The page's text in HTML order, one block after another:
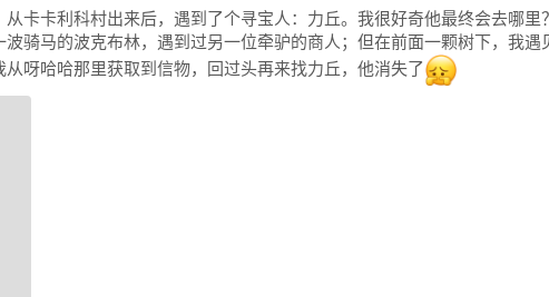
卡卡利科村出来后，遇到了个寻宝人：力丘。我很好奇他最终会去哪里
波骑马的波克布林，遇到过另一位牵驴的商人；但在前面一颗树下，我遇
呀哈哈那里获取到信物，回过头再来找力丘，他消失了